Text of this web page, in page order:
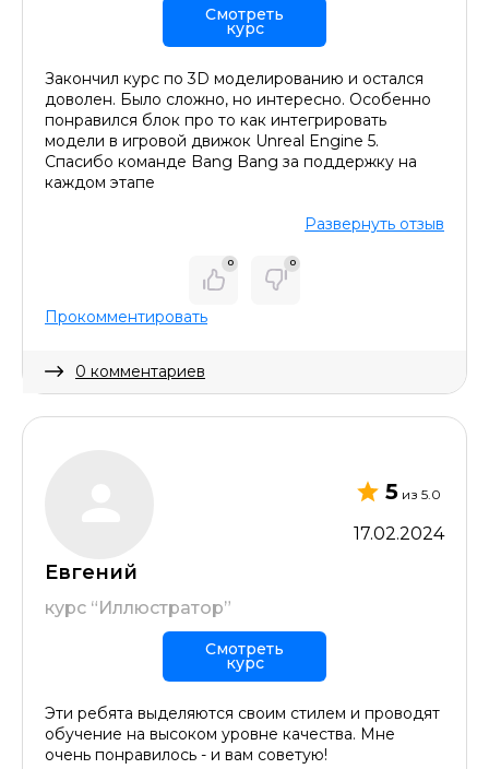
Смотреть
курс
Закончил курс по 3D моделированию и остался
доволен. Было сложно, но интересно. Особенно
понравился блок про то как интегрировать
модели в игровой движок Unreal Engine 5.
Спасибо команде Bang Bang за поддержку на
каждом этапе
Развернуть отзыв
0 0
Прокомментировать
0 комментариев
5 из 5.0
17.02.2024
Евгений
курс “Иллюстратор”
Смотреть
курс
Эти ребята выделяются своим стилем и проводят
обучение на высоком уровне качества. Мне
очень понравилось - и вам советую!